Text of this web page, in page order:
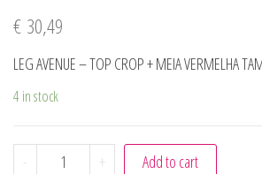
€ 30,49
LEG AVENUE – TOP CROP + MEIA VERMELHA
4 in stock
- LEG AVENUE - TOP CROP + MEIA
+ Add to cart